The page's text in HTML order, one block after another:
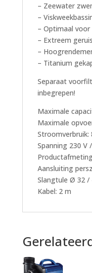
– Zeewater
–
– Optimaal
– Extreem
–
– Titanium
Separaat
inbegrepen!
Maximale
Maximale
Stroomverbruik:
Spanning 230 V
Aansluiting
Slangtule Ø 32 /
Kabel: 2 m